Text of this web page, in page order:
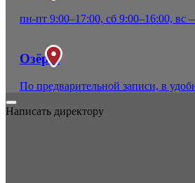
пн-пт 9:00–17:00, сб 9:00–16:00, вс
Озёры
По предварительной записи, в
Написать директору